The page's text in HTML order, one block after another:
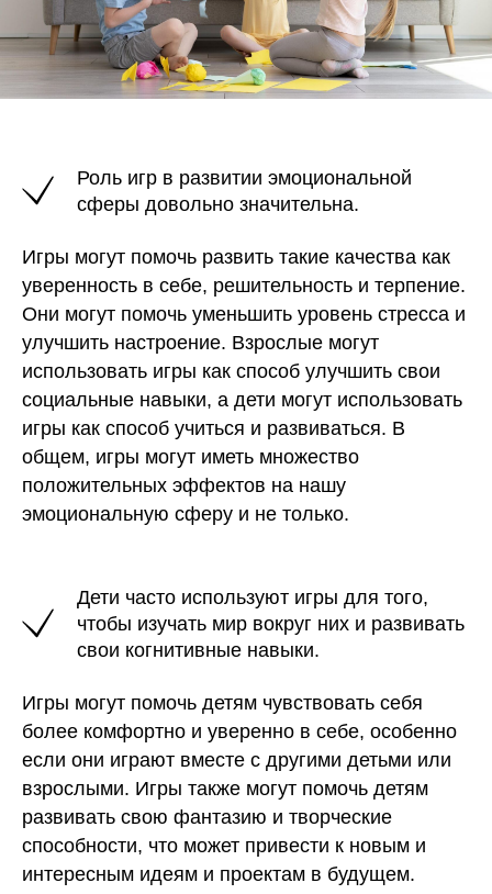
Роль игр в развитии эмоциональной
сферы довольно значительна.
Игры могут помочь развить такие качества как
уверенность в себе, решительность и терпение.
Они могут помочь уменьшить уровень стресса и
улучшить настроение. Взрослые могут
использовать игры как способ улучшить свои
социальные навыки, а дети могут использовать
игры как способ учиться и развиваться. В
общем, игры могут иметь множество
положительных эффектов на нашу
эмоциональную сферу и не только.
Дети часто используют игры для того,
чтобы изучать мир вокруг них и развивать
свои когнитивные навыки.
Игры могут помочь детям чувствовать себя
более комфортно и уверенно в себе, особенно
если они играют вместе с другими детьми или
взрослыми. Игры также могут помочь детям
развивать свою фантазию и творческие
способности, что может привести к новым и
интересным идеям и проектам в будущем.